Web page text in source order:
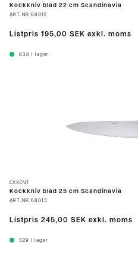
Kockkniv blad 22 cm Scandinavia
ART.NR 68012
Listpris 195,00 SEK exkl. moms
638 I lager
EXXENT
Kockkniv blad 25 cm Scandinavia
ART.NR 68013
Listpris 245,00 SEK exkl. moms
329 I lager